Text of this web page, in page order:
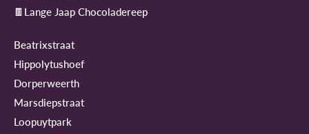
🍫Lange Jaap Chocoladereep
Beatrixstraat
Hippolytushoef
Dorperweerth
Marsdiepstraat
Loopuytpark